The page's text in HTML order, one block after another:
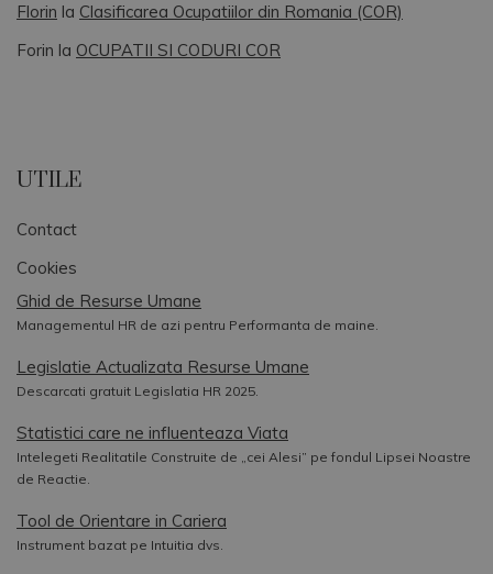
Florin la Clasificarea Ocupatiilor din Romania (COR)
Forin la OCUPATII SI CODURI COR
UTILE
Contact
Cookies
Ghid de Resurse Umane
Managementul HR de azi pentru Performanta de maine.
Legislatie Actualizata Resurse Umane
Descarcati gratuit Legislatia HR 2025.
Statistici care ne influenteaza Viata
Intelegeti Realitatile Construite de „cei Alesi” pe fondul Lipsei Noastre
de Reactie.
Tool de Orientare in Cariera
Instrument bazat pe Intuitia dvs.